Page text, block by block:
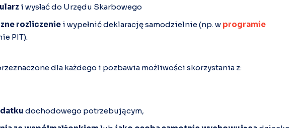
i wysłać do Urzędu Skarbowego
rozliczenie i wypełnić deklarację samodzielnie (np. w programie
PIT).
dla każdego i pozbawia możliwości skorzystania z:
dochodowego potrzebującym,